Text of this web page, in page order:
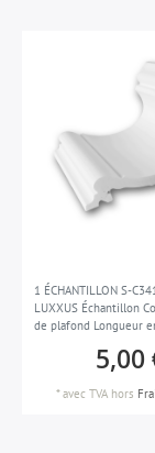
1 ÉCHANTILLON S-
LUXXUS Échantillon
de plafond Longueur
5,00
*avec TVAhors